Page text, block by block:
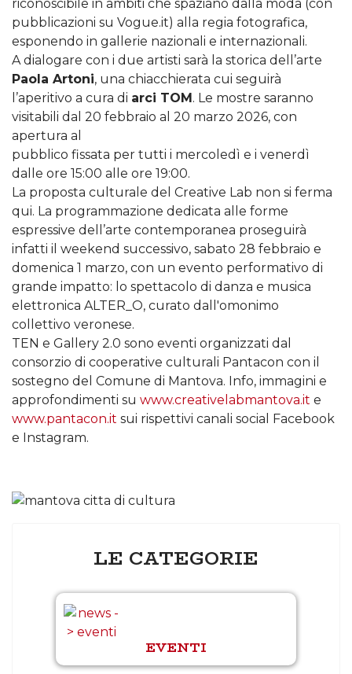
riconoscibile in ambiti che spaziano dalla moda (con
pubblicazioni su Vogue.it) alla regia fotografica,
esponendo in gallerie nazionali e internazionali.
A dialogare con i due artisti sarà la storica dell’arte
Paola Artoni, una chiacchierata cui seguirà
l’aperitivo a cura di arci TOM. Le mostre saranno
visitabili dal 20 febbraio al 20 marzo 2026, con
apertura al
pubblico fissata per tutti i mercoledì e i venerdì
dalle ore 15:00 alle ore 19:00.
La proposta culturale del Creative Lab non si ferma
qui. La programmazione dedicata alle forme
espressive dell’arte contemporanea proseguirà
infatti il weekend successivo, sabato 28 febbraio e
domenica 1 marzo, con un evento performativo di
grande impatto: lo spettacolo di danza e musica
elettronica ALTER_O, curato dall'omonimo
collettivo veronese.
TEN e Gallery 2.0 sono eventi organizzati dal
consorzio di cooperative culturali Pantacon con il
sostegno del Comune di Mantova. Info, immagini e
approfondimenti su www.creativelabmantova.it e
www.pantacon.it sui rispettivi canali social Facebook
e Instagram.
LE CATEGORIE
EVENTI